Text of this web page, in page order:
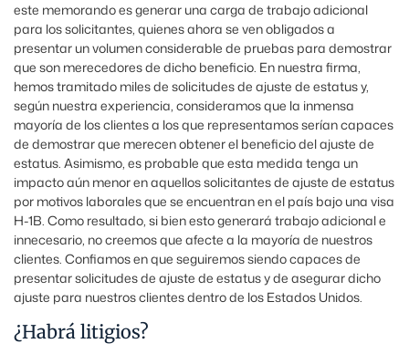
este memorando es generar una carga de trabajo adicional
para los solicitantes, quienes ahora se ven obligados a
presentar un volumen considerable de pruebas para demostrar
que son merecedores de dicho beneficio. En nuestra firma,
hemos tramitado miles de solicitudes de ajuste de estatus y,
según nuestra experiencia, consideramos que la inmensa
mayoría de los clientes a los que representamos serían capaces
de demostrar que merecen obtener el beneficio del ajuste de
estatus. Asimismo, es probable que esta medida tenga un
impacto aún menor en aquellos solicitantes de ajuste de estatus
por motivos laborales que se encuentran en el país bajo una visa
H-1B. Como resultado, si bien esto generará trabajo adicional e
innecesario, no creemos que afecte a la mayoría de nuestros
clientes. Confiamos en que seguiremos siendo capaces de
presentar solicitudes de ajuste de estatus y de asegurar dicho
ajuste para nuestros clientes dentro de los Estados Unidos.
¿Habrá litigios?